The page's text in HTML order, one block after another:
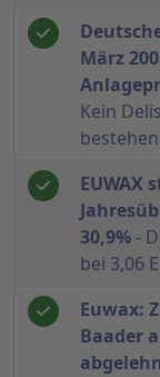
März
Kein
EUWAX
30,9% -
bei 3,06
Euwax:
Baader